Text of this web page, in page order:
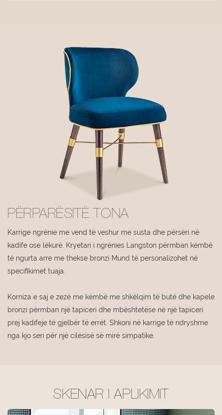
PËRPARËSITË TONA
Karrige ngrënie me vend të veshur me susta dhe përsëri në
kadife ose lëkurë. Kryetari i ngrënies Langston përmban këmbë
të ngurta arre me thekse bronzi Mund të personalizohet në
specifikimet tuaja.
Korniza e saj e zezë me këmbë me shkëlqim të butë dhe kapele
bronzi përmban një tapiceri dhe mbështetëse në një tapiceri
prej kadifeje të gjelbër të errët. Shkoni në karrige të ndryshme
nga kjo seri për një cilësisë së mirë simpatike.
SKENAR I APLIKIMIT